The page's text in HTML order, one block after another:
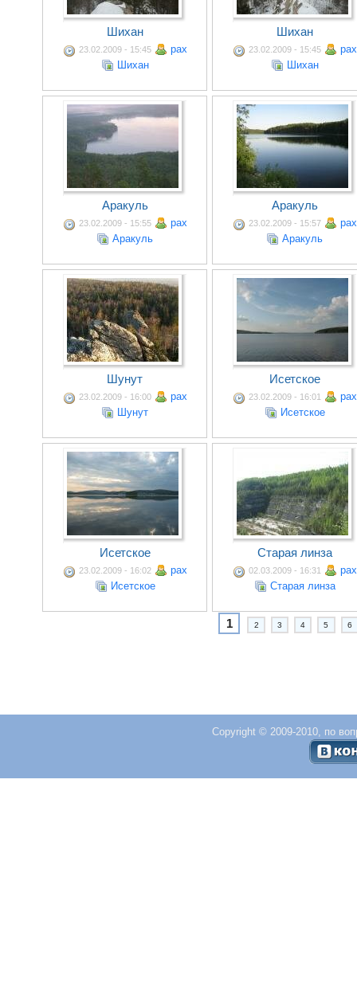
Шихан
23.02.2009 - 15:45
pax
Шихан
Шихан
23.02.2009 - 15:45
pax
Шихан
Аракуль
23.02.2009 - 15:55
pax
Аракуль
Аракуль
23.02.2009 - 15:57
pax
Аракуль
Шунут
23.02.2009 - 16:00
pax
Шунут
Исетское
23.02.2009 - 16:01
pax
Исетское
Исетское
23.02.2009 - 16:02
pax
Исетское
Старая линза
02.03.2009 - 16:31
pax
Старая линза
1 2 3 4 5 6
Copyright © 2009-2010, по